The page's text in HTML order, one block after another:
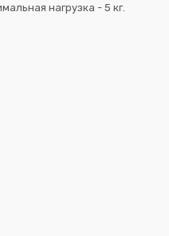
нагрузка - 5 кг.